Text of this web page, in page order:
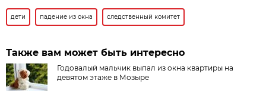
дети падение из окна следственный комитет
Также вам может быть интересно
Годовалый мальчик выпал из окна квартиры на
девятом этаже в Мозыре